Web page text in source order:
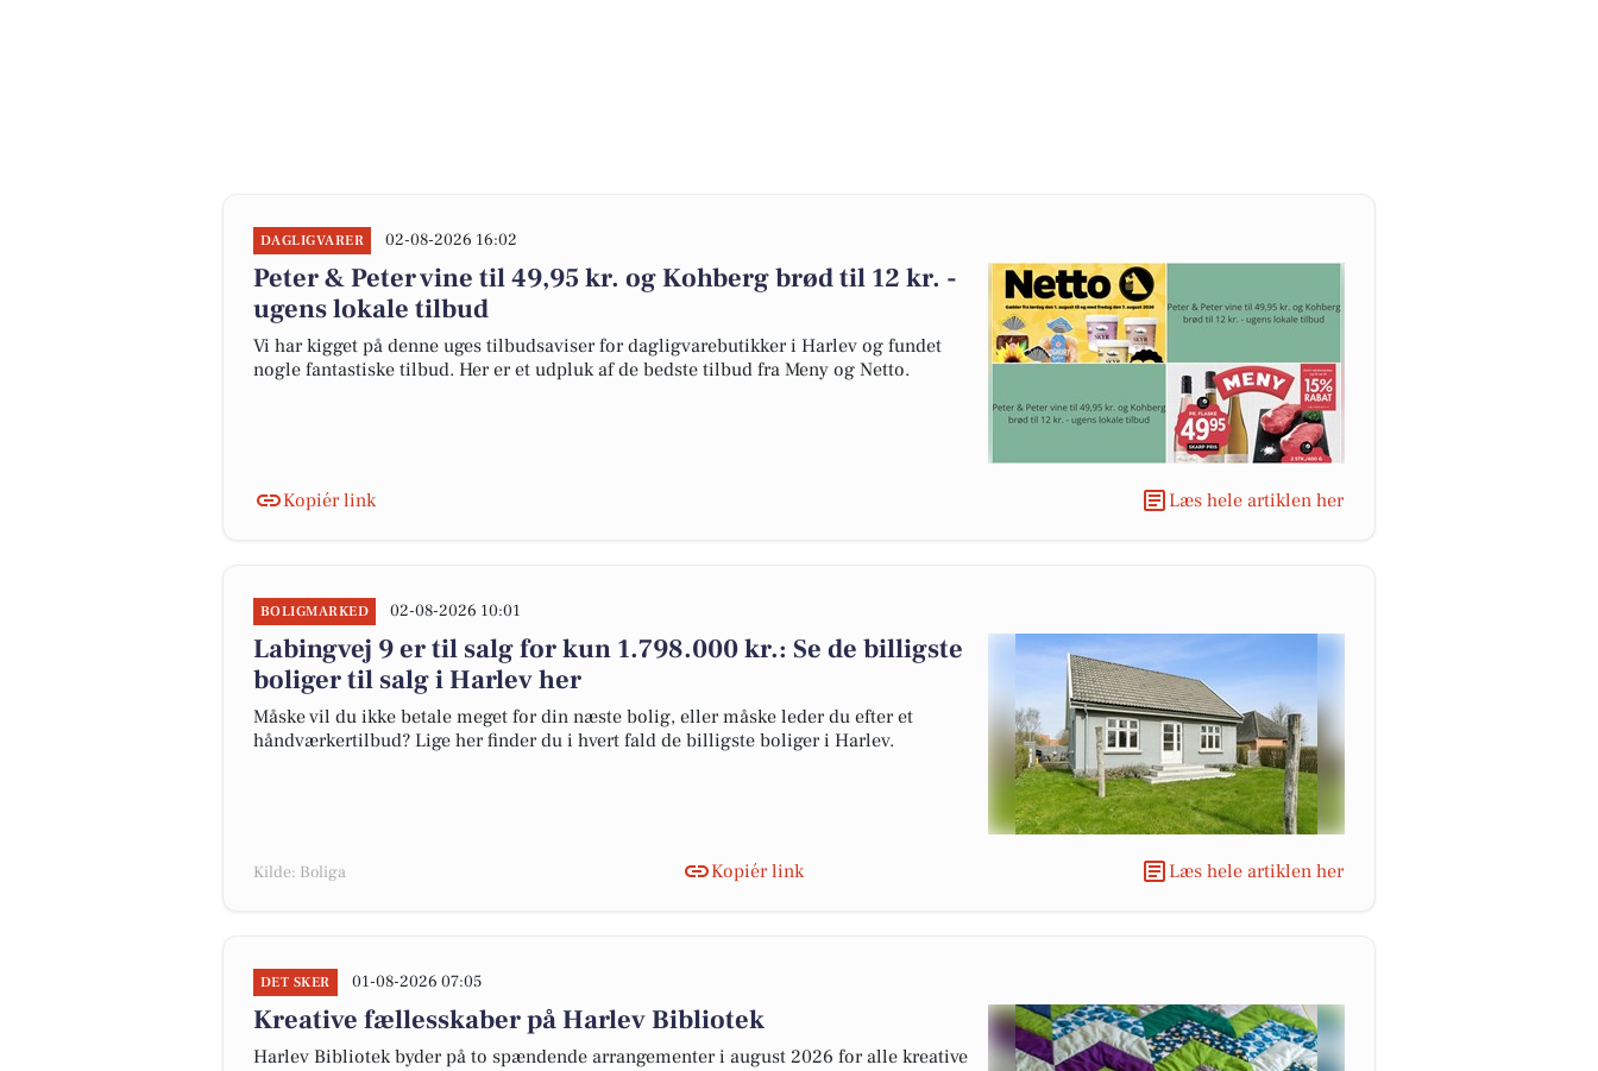
DAGLIGVARER 02-08-2026 16:02
Peter & Peter vine til 49,95 kr. og Kohberg brød til 12 kr. -
ugens lokale tilbud
Vi har kigget på denne uges tilbudsaviser for dagligvarebutikker i Harlev og fundet
nogle fantastiske tilbud. Her er et udpluk af de bedste tilbud fra Meny og Netto.
Kopiér link Læs hele artiklen her
BOLIGMARKED 02-08-2026 10:01
Labingvej 9 er til salg for kun 1.798.000 kr.: Se de billigste
boliger til salg i Harlev her
Måske vil du ikke betale meget for din næste bolig, eller måske leder du efter et
håndværkertilbud? Lige her finder du i hvert fald de billigste boliger i Harlev.
Kilde: Boliga Kopiér link Læs hele artiklen her
DET SKER 01-08-2026 07:05
Kreative fællesskaber på Harlev Bibliotek
Harlev Bibliotek byder på to spændende arrangementer i august 2026 for alle kreative